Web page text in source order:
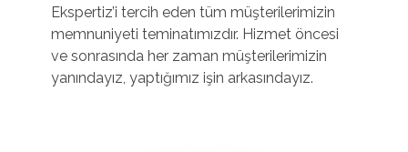
Ekspertiz’i tercih eden tüm müşterilerimizin
memnuniyeti teminatımızdır. Hizmet öncesi
ve sonrasında her zaman müşterilerimizin
yanındayız, yaptığımız işin arkasındayız.